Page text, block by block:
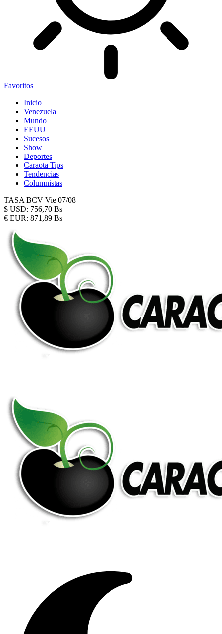
Favoritos
Inicio
Venezuela
Mundo
EEUU
Sucesos
Show
Deportes
Caraota Tips
Tendencias
Columnistas
TASA BCV Vie 07/08
$ USD: 756,70 Bs
€ EUR: 871,89 Bs